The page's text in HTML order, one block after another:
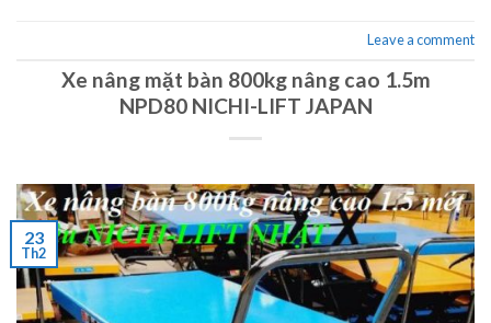
Leave a comment
Xe nâng mặt bàn 800kg nâng cao 1.5m
NPD80 NICHI-LIFT JAPAN
23
Th2